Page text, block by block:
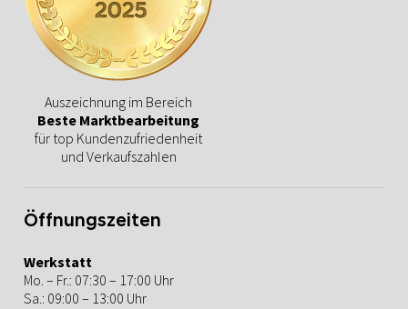
Auszeichnung im Bereich
Beste Marktbearbeitung
für top Kundenzufriedenheit
und Verkaufszahlen
Öffnungszeiten
Werkstatt
Mo. – Fr.: 07:30 – 17:00 Uhr
Sa.: 09:00 – 13:00 Uhr